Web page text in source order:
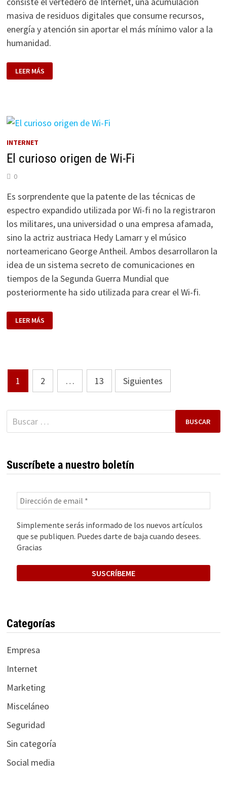
masiva de residuos digitales que consume recursos,
energía y atención sin aportar el más mínimo valor a la
humanidad.
PROBLEMA
DE
85%
DE
BASURA
LEER MÁS
INTERNET
El curioso origen de Wi-Fi
0
Es sorprendente que la patente de las técnicas de
espectro expandido utilizada por Wi-fi no la registraron
los militares, una universidad o una empresa afamada,
sino la actriz austriaca Hedy Lamarr y el músico
norteamericano George Antheil. Ambos desarrollaron la
idea de un sistema secreto de comunicaciones en
tiempos de la Segunda Guerra Mundial que
posteriormente ha sido utilizada para crear el Wi-fi.
CURIOSO
ORIGEN
LEER MÁS
Paginación
de
entradas
1 2 … 13 Siguientes
Buscar:
Suscríbete a nuestro boletín
Simplemente serás informado de los nuevos artículos
que se publiquen. Puedes darte de baja cuando desees.
Gracias
Categorías
Empresa
Internet
Marketing
Misceláneo
Seguridad
Sin categoría
Social media